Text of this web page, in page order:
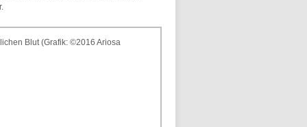
Blut (Grafik: ©2016 Ariosa